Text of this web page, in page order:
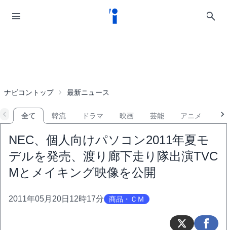
ナビコントップ 最新ニュース
全て 韓流 ドラマ 映画 芸能 アニメ
NEC、個人向けパソコン2011年夏モ
デルを発売、渡り廊下走り隊出演TVC
Mとメイキング映像を公開
2011年05月20日12時17分 商品・ＣＭ